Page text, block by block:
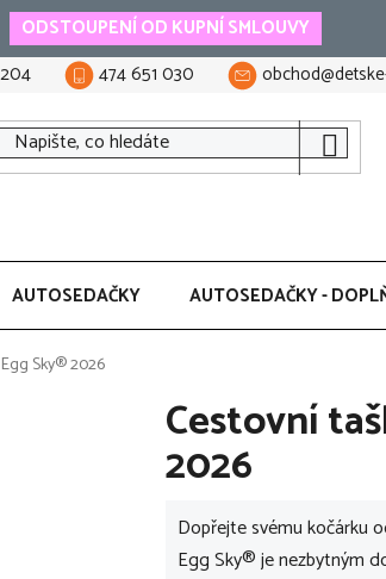
ODSTOUPENÍ OD KUPNÍ SMLOUVY
474 651 030
AUTOSEDAČKY AUTOSEDAČKY -
Egg Sky® 2026
Cestovní
2026
Dopřejte svému kočárku
Egg Sky® je nezbytným